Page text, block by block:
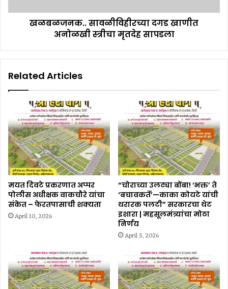
खळबळजनक.. सावळीविहीरच्या दगड खाणीत
अनोळखी स्त्रीचा मृतदेह सापडला
Related Articles
मयत दिवटे प्रकरणात अप्पर
पोलीस अधीक्षक वाकचौरे यांचा
संकेत – फेरतपासाची शक्यता
April 10, 2026
“चोराच्या उलट्या बोंबा! ‘भक्त’ ते
‘बचावकर्ते’—काका कोयटे यांची
थरारक पलटी” सरकारचा थेट
इशारा | महसूलमंत्र्यांचा मोठा
निर्णय
April 5, 2026